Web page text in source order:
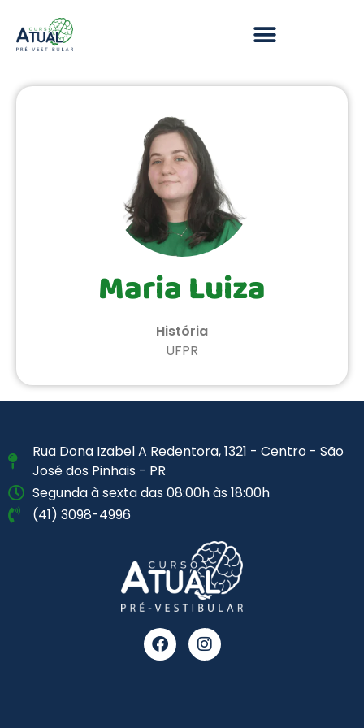
Maria Luiza
História
UFPR
Rua Dona Izabel A Redentora, 1321 - Centro - São
José dos Pinhais - PR
Segunda à sexta das 08:00h às 18:00h
(41) 3098-4996